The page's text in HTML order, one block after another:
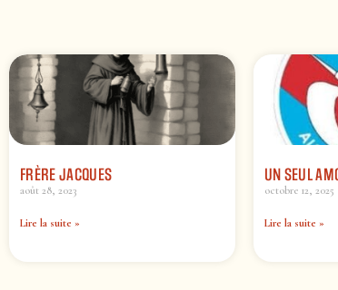
FRÈRE JACQUES
août 28, 2023
Lire la suite »
UN SEUL
octobre 12, 2025
Lire la suite »